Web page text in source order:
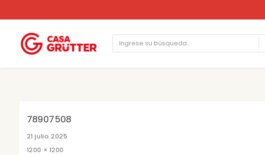
78907508
Posted
on
21 julio 2025
Full
1200 × 1200